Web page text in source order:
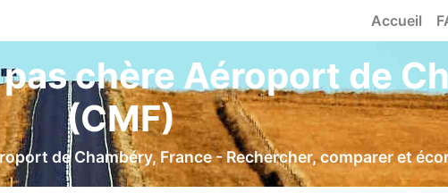
Accueil
chère Aéroport de
(CMF)
de Chambéry, France - Rechercher, comparer et